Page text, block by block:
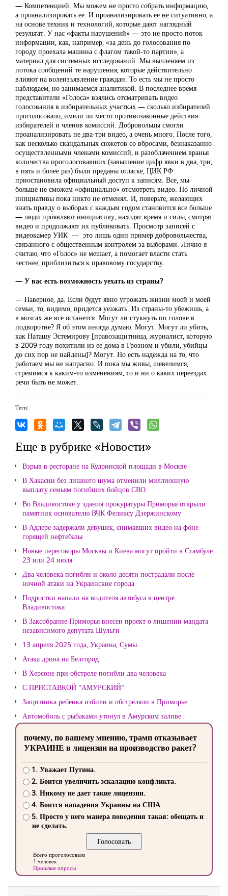
— Компетенцией. Мы можем не просто собрать информацию,
а проанализировать ее. И проанализировать ее не ситуативно, а
на основе техник и технологий, которые дают наглядный
результат. У нас «факты нарушений» — это не просто поток
информации, как, например, «за день до голосования по
городу проехала машина с флагом такой-то партии», а
материал для системных исследований. Мы вычленяем из
потока сообщений те нарушения, которые действительно
влияют на волеизъявление граждан. То есть мы не просто
наблюдаем, но занимаемся аналитикой. В последнее время
представители «Голоса» взялись отсматривать видео
голосования в избирательных участках — сколько избирателей
проголосовало, имели ли место противозаконные действия
избирателей и членов комиссий. Добровольцы смогли
проанализировать не два-три видео, а очень много. После того,
как несколько скандальных сюжетов со вбросами, безнаказанно
осуществленными членами комиссий, и разоблачением вранья
количества проголосовавших (завышение цифр явки в два, три,
в пять и более раз) были преданы огласке, ЦИК РФ
приостановила официальный доступ к записям. Все, мы
больше не сможем «официально» отсмотреть видео. Но личной
инициативы пока никто не отменял. И, поверьте, желающих
знать правду о выборах с каждым годом становится все больше
— люди проявляют инициативу, находят время и силы, смотрят
видео и продолжают их публиковать. Просмотр записей с
видеокамер УИК — это лишь один пример добровольчества,
связанного с общественным контролем за выборами. Лично я
считаю, что «Голос» не мешает, а помогает власти стать
честнее, приблизиться к правовому государству.
— У вас есть возможность уехать из страны?
— Наверное, да. Если будут явно угрожать жизни моей и моей
семьи, то, видимо, придется уезжать. Из страны-то убежишь, а
в мозгах же все останется. Могут ли стукнуть по голове в
подворотне? Я об этом иногда думаю. Могут. Могут ли убить,
как Наташу Эстемирову [правозащитница, журналист, которую
в 2009 году похитили из ее дома в Грозном и убили, убийцы
до сих пор не найдены]? Могут. Но есть надежда на то, что
работаем мы не напрасно. И пока мы живы, шевелимся,
стремимся к каким-то изменениям, то и ни о каких переездах
речи быть не может.
Теги:
Еще в рубрике «Новости»
Взрыв в ресторане на Кудринской площади в Москве
В Хакасии без лишнего шума отменили миллионную
выплату семьям погибших бойцов СВО
Во Владивостоке у здания прокуратуры Приморья открыли
памятник основателю ВЧК Феликсу Дзержинскому
В Адлере задержали девушек, снимавших видео на фоне
горящей нефтебазы
Новые переговоры Москвы и Киева могут пройти в Стамбуле
23 или 24 июля
Два человека погибли и около десяти пострадали после
ночной атаки на Украинские города
Подростки напали на водителя автобуса в центре
Владивостока
В Заксобрание Приморья внесен проект о лишении мандата
независимого депутата Шульги
13 апреля 2025 года, Украина, Сумы.
Атака дрона на Белгород
В Херсоне при обстреле погибли два человека
С ПРИСТАВКОЙ "АМУРСКИЙ"
Защитника ребенка избили и обстреляли в Приморье
Автомобиль с рыбаками утонул в Амурском заливе
почему, по вашему мнению, трамп отказывает
УКРАИНЕ в лицензии на производство ракет?
1. Уважает Путина.
2. Боится увеличить эскалацию конфликта.
3. Никому не дает такие лицензии.
4. Боится нападения Украины на США
5. Просто у него манера поведения такая: обещать и
не сделать.
Всего проголосовало
1 человек
Прошлые опросы